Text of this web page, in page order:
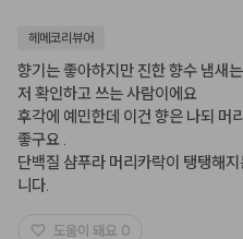
헤메코리뷰어
향기는 좋아하지만 진한 향수 냄새
저 확인하고 쓰는 사람이에요
후각에 예민한데 이건 향은 나되 머
좋구요 .
단백질 샴푸라 머리카락이 탱탱해
니다.
도움이 돼요 0